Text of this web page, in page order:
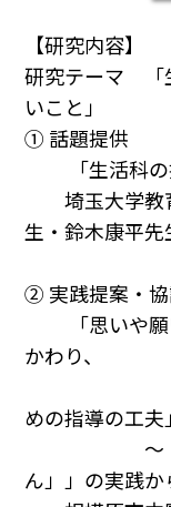
【研究内容】
研究テーマ 「
いこと」
① 話題提供
「生活科の
埼玉大学教
生・鈴木康平先
② 実践提案・
「思いや願
かわり、
気付き
めの指導の工夫」
～「発見!
ん」」の実践か